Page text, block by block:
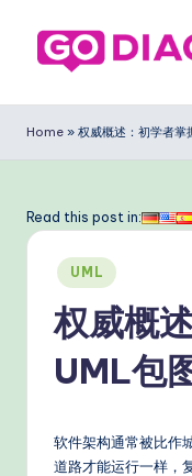
o
ia
g
ra
m
m
ifi
Home » 权威概述：初学者掌
Read this post in:
Posted
in
UML
权威概
UML包
软件架构通常被比作
道路才能运行一样，